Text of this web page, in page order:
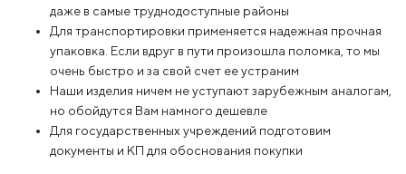
даже в самые труднодоступные районы
Для транспортировки применяется надежная прочная
упаковка. Если вдруг в пути произошла поломка, то мы
очень быстро и за свой счет ее устраним
Наши изделия ничем не уступают зарубежным аналогам,
но обойдутся Вам намного дешевле
Для государственных учреждений подготовим
документы и КП для обоснования покупки